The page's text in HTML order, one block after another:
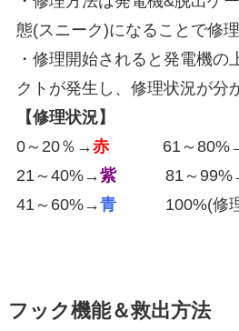
態(スニーク)になることで修
・修理開始されると発電機の
クトが発生し、修理状況が分
【修理状況】
0～20％→赤61～
21～40%→紫81～
41～60%→青100%(修理
フック機能＆救出方法